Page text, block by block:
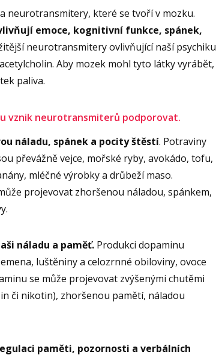
neurotransmitery, které se tvoří v mozku.
emoce, kognitivní funkce, spánek,
neurotransmitery ovlivňující naší psychiku
Aby mozek mohl tyto látky vyrábět,
paliva.
vznik neurotransmiterů podporovat.
náladu, spánek a pocity štěstí. Potraviny
převážně vejce, mořské ryby, avokádo, tofu,
mléčné výrobky a drůbeží maso.
projevovat zhoršenou náladou, spánkem,
náladu a paměť. Produkci dopaminu
luštěniny a celozrnné obiloviny, ovoce
se může projevovat zvýšenými chutěmi
či nikotin), zhoršenou pamětí, náladou
paměti, pozornosti a verbálních